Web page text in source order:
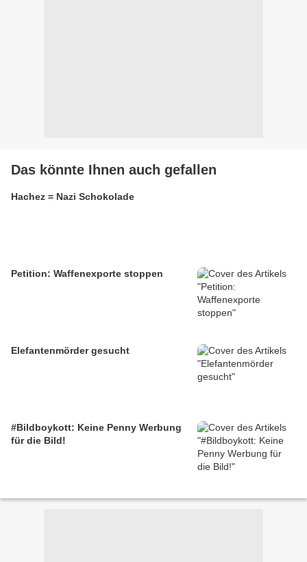
Das könnte Ihnen auch gefallen
Hachez = Nazi Schokolade
Petition: Waffenexporte stoppen
Elefantenmörder gesucht
#Bildboykott: Keine Penny Werbung
für die Bild!